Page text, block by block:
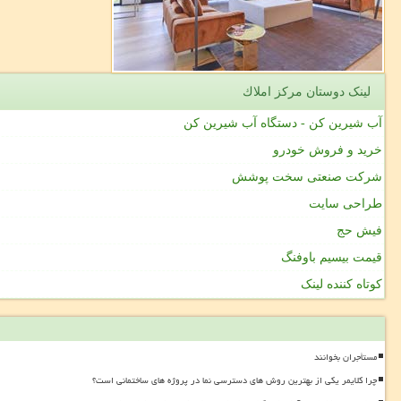
لینک دوستان مركز املاك
آب شیرین کن - دستگاه آب شیرین کن
خرید و فروش خودرو
شرکت صنعتی سخت پوشش
طراحی سایت
فیش حج
قیمت بیسیم باوفنگ
کوتاه کننده لینک
مستأجران بخوانند
چرا کلایمر یکی از بهترین روش های دسترسی نما در پروژه های ساختمانی است؟